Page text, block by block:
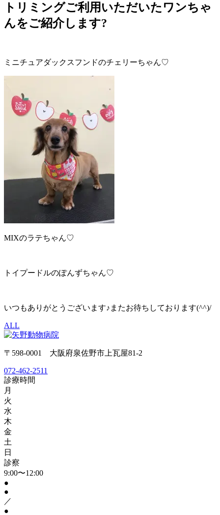
トリミングご利用いただいたワンちゃ
んをご紹介します?
ミニチュアダックスフンドのチェリーちゃん♡
MIXのラテちゃん♡
トイプードルのぽんずちゃん♡
いつもありがとうございます♪またお待ちしております(^^)/
ALL
〒598-0001 大阪府泉佐野市上瓦屋81-2
072-462-2511
診療時間
月
火
水
木
金
土
日
診察
9:00〜12:00
●
●
／
●